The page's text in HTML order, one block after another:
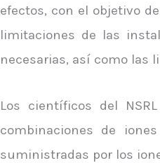
efectos, con el objetivo
limitaciones de las
necesarias, así como las
Los científicos del
combinaciones de
suministradas por los